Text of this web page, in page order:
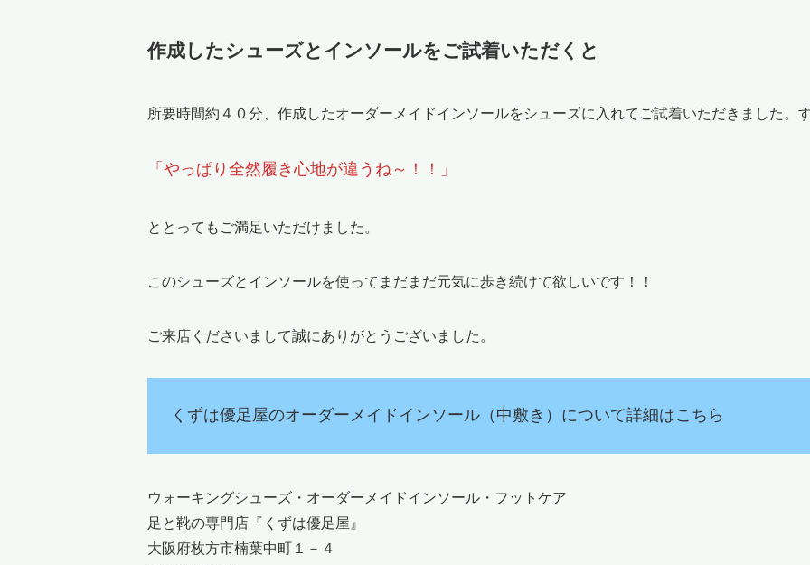
作成したシューズとインソールをご試着いただくと
所要時間約４０分、作成したオーダーメイドインソールをシューズに入れてご試着いただきました。
「やっぱり全然履き心地が違うね～！！」
ととってもご満足いただけました。
このシューズとインソールを使ってまだまだ元気に歩き続けて欲しいです！！
ご来店くださいまして誠にありがとうございました。
くずは優足屋のオーダーメイドインソール（中敷き）について詳細はこちら
ウォーキングシューズ・オーダーメイドインソール・フットケア
足と靴の専門店『くずは優足屋』
大阪府枚方市楠葉中町１－４